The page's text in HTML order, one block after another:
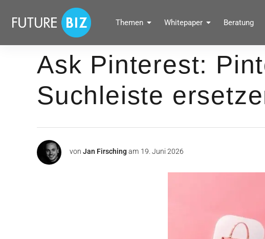
überspringen
FUTUREBIZ
Social Media Marketing Blog für Unternehmen by BRANDPUNKT
Themen Whitepaper Beratung
Ask Pinterest:
Suchleiste
von Jan Firsching am 19. Juni 2026